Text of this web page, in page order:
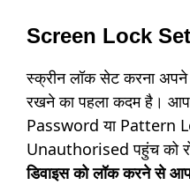
Screen Lock Set
स्क्रीन लॉक सेट करना अपने
रखने का पहला कदम है।
Password या Pattern
Unauthorised पहुंच को
डिवाइस को लॉक करने से